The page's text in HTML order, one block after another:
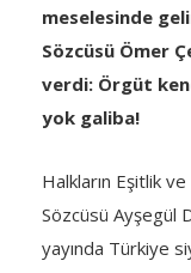
meselesinde
Sözcüsü Ömer
verdi: Örgüt
yok galiba!
Halkların Eşitlik
Sözcüsü Ayşegül
yayında Türkiye